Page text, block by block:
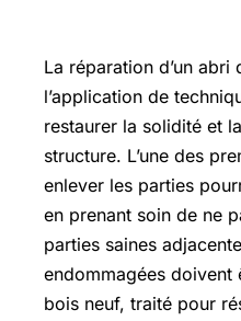
La réparation d’un
l’application de
restaurer la solidité et
structure. L’une des
enlever les parties
en prenant soin de ne
parties saines
endommagées doivent
bois neuf, traité pour